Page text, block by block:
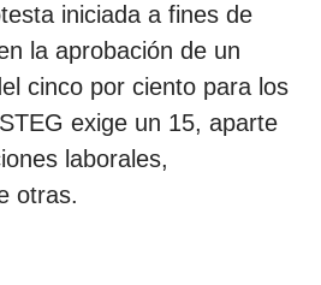
iniciada a fines de
la aprobación de un
cinco por ciento para los
exige un 15, aparte
laborales,
otras.